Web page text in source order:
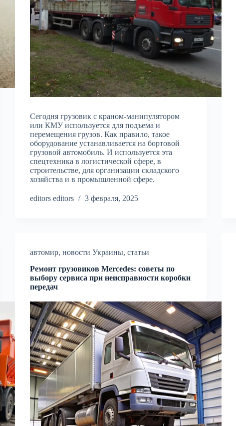
Сегодня грузовик с краном-манипулятором
или КМУ используется для подъема и
перемещения грузов. Как правило, такое
оборудование устанавливается на бортовой
грузовой автомобиль. И используется эта
спецтехника в логистической сфере, в
строительстве, для организации складского
хозяйства и в промышленной сфере.
editors editors 3 февраля, 2025
автомир,новости Украины,статьи
Ремонт грузовиков Mercedes: советы по
выбору сервиса при неисправности коробки
передач